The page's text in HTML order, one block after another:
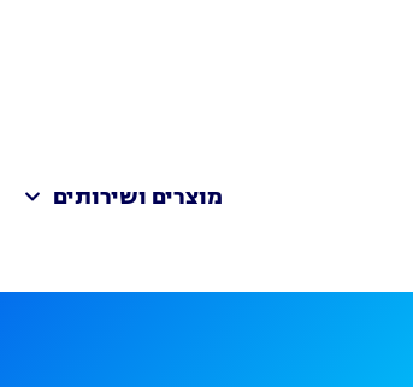
מוצרים ושירותים